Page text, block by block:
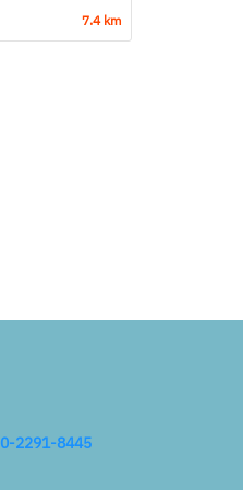
7.4 km
0-2291-8445